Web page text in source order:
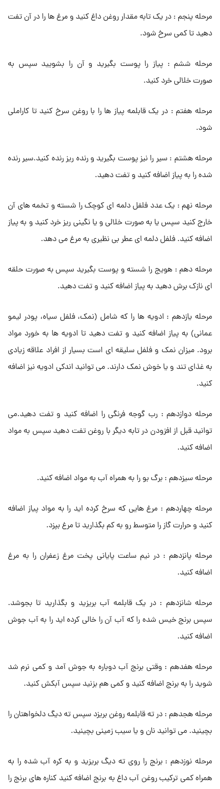
مرحله پنجم : در یک تابه مقدار روغن داغ کنید و مرغ ها را در آن تفت
دهید تا کمی سرخ شود.
مرحله ششم : پیاز را پوست بگیرید و آن را بشویید سپس به
صورت خلالی خرد کنید.
مرحله هفتم : در یک قابلمه پیاز ها را با روغن سرخ کنید تا کاراملی
شود.
مرحله هشتم : سیر را نیز پوست بگیرید و رنده ریز رنده کنید.سیر رنده
شده را به پیاز اضافه کنید و تفت دهید.
مرحله نهم : یک عدد فلفل دلمه ای کوچک را شسته و تخمه های آن
خارج کنید سپس یا به صورت خلالی و یا نگینی ریز خرد کنید و به پیاز
اضافه کنید. فلفل دلمه ای عطر بی نظیری به مرغ می دهد.
مرحله دهم : هویج را شسته و پوست بگیرید سپس به صورت حلقه
ای نازک برش دهید به پیاز اضافه کنید و تفت دهید.
مرحله یازدهم : ادویه ها را که شامل (نمک، فلفل سیاه، پودر لیمو
عمانی) به پیاز اضافه کنید و تفت دهید تا ادویه ها به خورد مواد
برود. میزان نمک و فلفل سلیقه ای است بسیار از افراد علاقه زیادی
به غذای تند و یا خوش نمک دارند. می توانید اندکی ادویه نیز اضافه
کنید.
مرحله دوازدهم : رب گوجه فرنگی را اضافه کنید و تفت دهید.می
توانید قبل از افزودن در تابه دیگر با روغن تفت دهید سپس به مواد
اضافه کنید.
مرحله سیزدهم : برگ بو را به همراه آب به مواد اضافه کنید.
مرحله چهاردهم : مرغ هایی که سرخ کرده اید را به مواد پیاز اضافه
کنید و حرارت گاز را متوسط رو به کم بگذارید تا مرغ بپزد.
مرحله پانزدهم : در نیم ساعت پایانی پخت مرغ زعفران را به مرغ
اضافه کنید.
مرحله شانزدهم : در یک قابلمه آب بریزید و بگذارید تا بجوشد.
سپس برنج خیس شده را که آب آن را خالی کرده اید را به آب جوش
اضافه کنید.
مرحله هفدهم : وقتی برنج آب دوباره به جوش آمد و کمی نرم شد
شوید را به برنج اضافه کنید و کمی هم بزنید سپس آبکش کنید.
مرحله هجدهم : در ته قابلمه روغن بریزد سپس ته دیگ دلخواهتان را
بچینید. می توانید نان و یا سیب زمینی بچینید.
مرحله نوزدهم : برنج را روی ته دیگ بریزید و به کره آب شده را به
همراه کمی ترکیب روغن آب داغ به برنج اضافه کنید کناره های برنج را